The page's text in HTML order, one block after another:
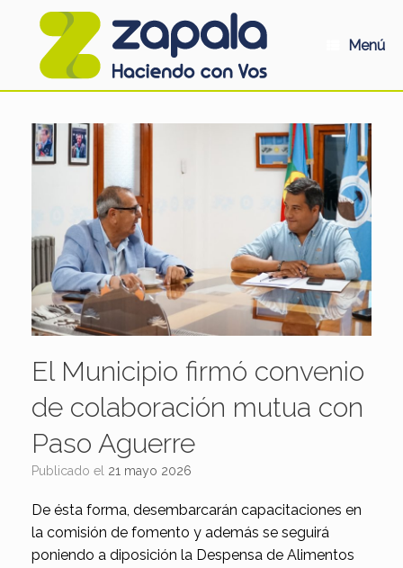
Menú
El Municipio firmó convenio
de colaboración mutua con
Paso Aguerre
Publicado el 21 mayo 2026
De ésta forma, desembarcarán capacitaciones en
la comisión de fomento y además se seguirá
poniendo a diposición la Despensa de Alimentos